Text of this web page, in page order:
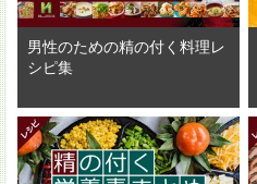
男性のための精の付く料理レ
シピ集